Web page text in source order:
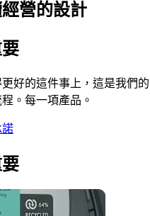
營的設計
好的這件事上，這是我們
。每一項產品。
諾